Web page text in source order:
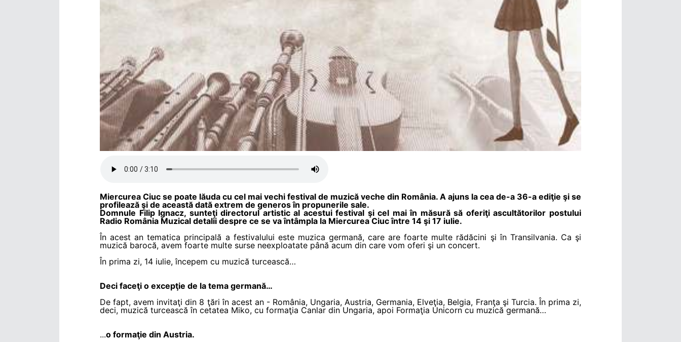
Miercurea Ciuc se poate lăuda cu cel mai vechi festival de muzică veche din România. A ajuns la cea de-a 36-a ediţie şi se
profilează şi de această dată extrem de generos în propunerile sale.
Domnule Filip Ignacz, sunteţi directorul artistic al acestui festival şi cel mai în măsură să oferiţi ascultătorilor postului
Radio România Muzical detalii despre ce se va întâmpla la Miercurea Ciuc între 14 şi 17 iulie.
În acest an tematica principală a festivalului este muzica germană, care are foarte multe rădăcini şi în Transilvania. Ca şi
muzică barocă, avem foarte multe surse neexploatate până acum din care vom oferi şi un concert.
În prima zi, 14 iulie, începem cu muzică turcească…
Deci faceţi o excepţie de la tema germană…
De fapt, avem invitaţi din 8 ţări în acest an - România, Ungaria, Austria, Germania, Elveţia, Belgia, Franţa şi Turcia. În prima zi,
deci, muzică turcească în cetatea Miko, cu formaţia Canlar din Ungaria, apoi Formaţia Unicorn cu muzică germană…
...o formaţie din Austria.